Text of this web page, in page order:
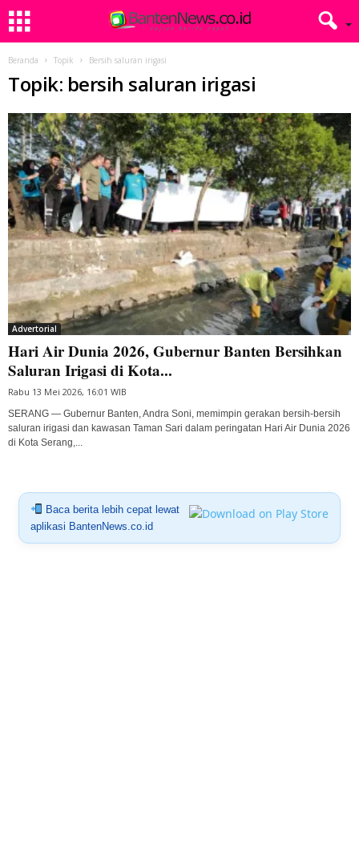
Beranda Topik Bersih saluran irigasi
Topik: bersih saluran irigasi
Advertorial
Hari Air Dunia 2026, Gubernur Banten Bersihkan
Saluran Irigasi di Kota...
Rabu 13 Mei 2026, 16:01 WIB
SERANG — Gubernur Banten, Andra Soni, memimpin gerakan bersih-bersih
saluran irigasi dan kawasan Taman Sari dalam peringatan Hari Air Dunia 2026
di Kota Serang,...
Baca berita lebih cepat lewat
aplikasi BantenNews.co.id